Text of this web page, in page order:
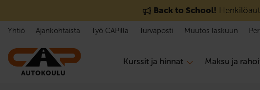
Back to School!
Kurssit ja hinnat Maksu ja
Yhtiö Ajankohtaista Työ CAPilla Turvaposti Muutos laskuun